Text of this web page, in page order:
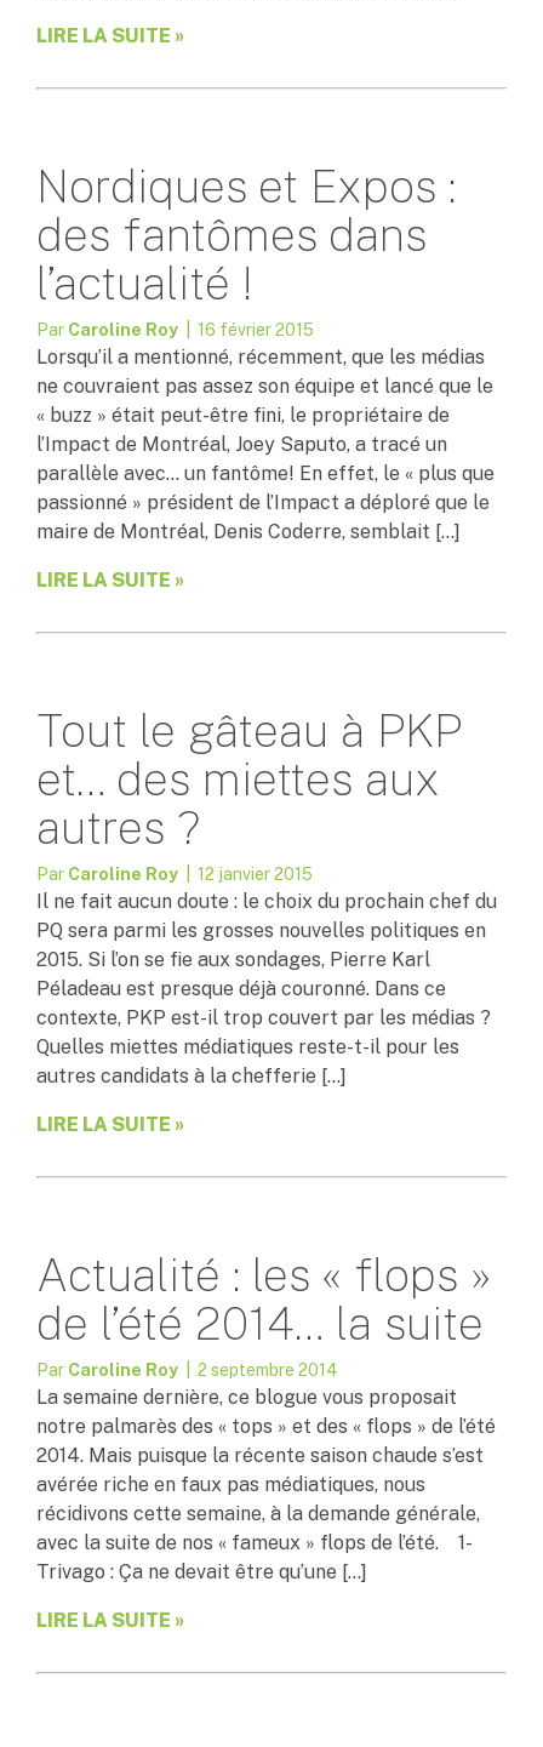
LIRE LA SUITE »
Nordiques et Expos :
des fantômes dans
l’actualité !
Par Caroline Roy | 16 février 2015
Lorsqu’il a mentionné, récemment, que les médias
ne couvraient pas assez son équipe et lancé que le
« buzz » était peut-être fini, le propriétaire de
l’Impact de Montréal, Joey Saputo, a tracé un
parallèle avec… un fantôme! En effet, le « plus que
passionné » président de l’Impact a déploré que le
maire de Montréal, Denis Coderre, semblait […]
LIRE LA SUITE »
Tout le gâteau à PKP
et… des miettes aux
autres ?
Par Caroline Roy | 12 janvier 2015
Il ne fait aucun doute : le choix du prochain chef du
PQ sera parmi les grosses nouvelles politiques en
2015. Si l’on se fie aux sondages, Pierre Karl
Péladeau est presque déjà couronné. Dans ce
contexte, PKP est-il trop couvert par les médias ?
Quelles miettes médiatiques reste-t-il pour les
autres candidats à la chefferie […]
LIRE LA SUITE »
Actualité : les « flops »
de l’été 2014… la suite
Par Caroline Roy | 2 septembre 2014
La semaine dernière, ce blogue vous proposait
notre palmarès des « tops » et des « flops » de l’été
2014. Mais puisque la récente saison chaude s’est
avérée riche en faux pas médiatiques, nous
récidivons cette semaine, à la demande générale,
avec la suite de nos « fameux » flops de l’été. 1-
Trivago : Ça ne devait être qu’une […]
LIRE LA SUITE »